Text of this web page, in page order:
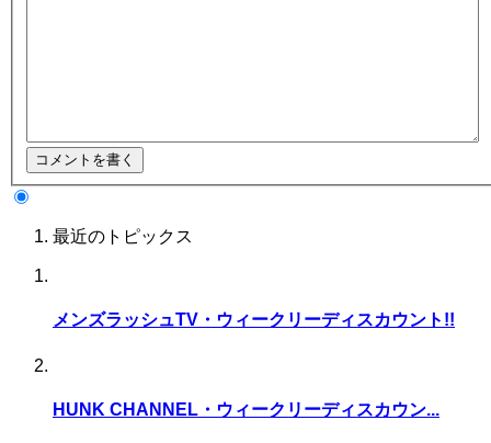
最近のトピックス
メンズラッシュTV・ウィークリーディスカウント!!
HUNK CHANNEL・ウィークリーディスカウン...